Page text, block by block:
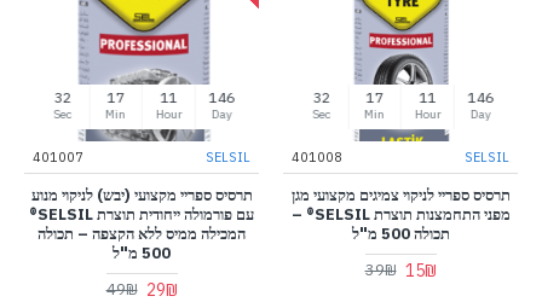
146
Day
11
Hour
17
Min
31
Sec
SELSIL
401008
תרסיס ספריי לניקוי צמיגים מקצועי מגן
מפני התחמצנות תוצרת SELSIL® –
תכולה 500 מ"ל
15₪
39₪
146
Day
11
Hour
17
Min
31
Sec
SELSIL
401007
תרסיס ספריי מקצועי (יבש) לניקוי מנוע
עם פורמולה ייחודית תוצרת SELSIL®
המכילה ממיס ללא הקצפה – תכולה
500 מ"ל
29₪
49₪